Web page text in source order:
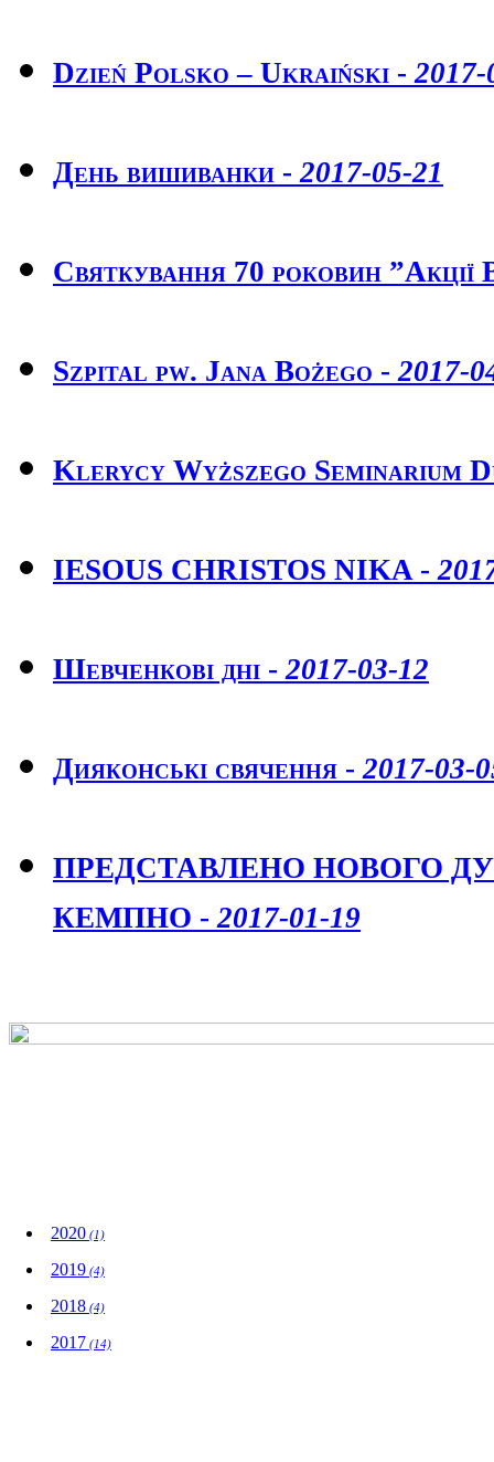
Dzień Polsko – Ukraiński -2017-
День вишиванки -2017-05-21
Святкування 70 роковин ”Акції
Szpital pw. Jana Bożego -2017-
Klerycy Wyższego Seminarium
IESOUS CHRISTOS NIKA -
Шевченкові дні -2017-03-12
Дияконські свячення -2017-03-
ПРЕДСТАВЛЕНО НОВОГО
КЕМПНО -2017-01-19
2020 (1)
2019 (4)
2018 (4)
2017 (14)